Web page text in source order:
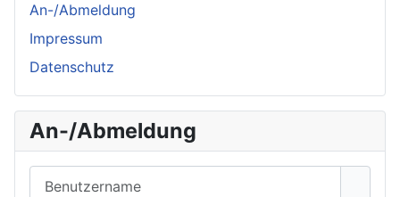
An-/Abmeldung
Impressum
Datenschutz
An-/Abmeldung